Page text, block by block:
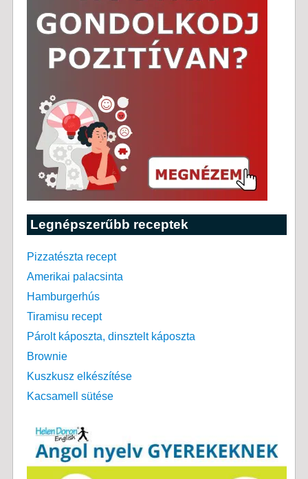
Legnépszerűbb receptek
Pizzatészta recept
Amerikai palacsinta
Hamburgerhús
Tiramisu recept
Párolt káposzta, dinsztelt káposzta
Brownie
Kuszkusz elkészítése
Kacsamell sütése